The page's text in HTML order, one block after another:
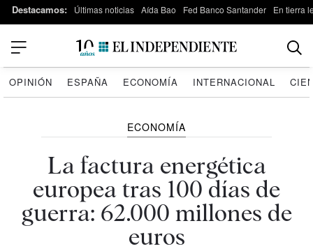
Destacamos: Últimas noticias Aída Bao Fed Banco Santander En tierra
OPINIÓN ESPAÑA ECONOMÍA INTERNACIONAL
ECONOMÍA
La factura energética
europea tras 100 días de
guerra: 62.000 millones de
euros